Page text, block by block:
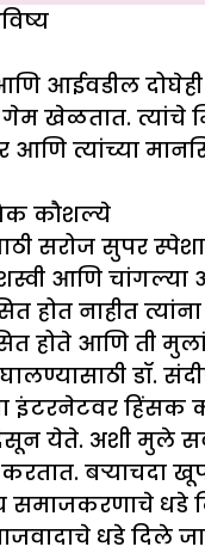
आईवडील
खेळतात. त्यांचे
आणि त्यांच्या
कौशल्ये
सरोज सुपर
आणि चांगल्या
होत नाहीत
होते आणि ती
डॉ.
इंटरनेटवर
येते. अशी मुले
करतात. बऱ्याचदा
धडे दिले
धडे दिले